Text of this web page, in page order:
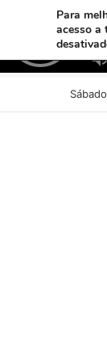
Para
acesso a